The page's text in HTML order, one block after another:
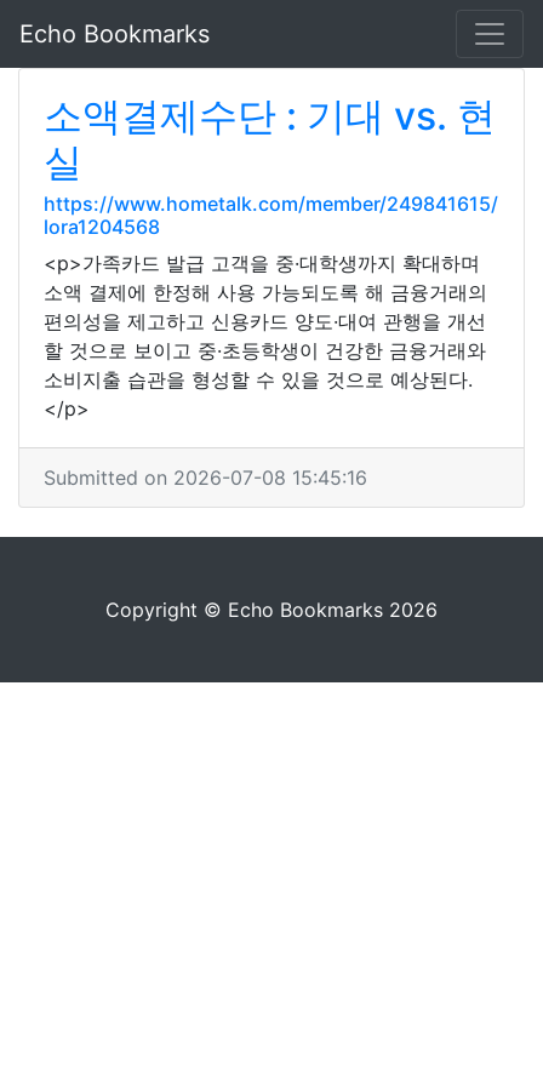
Echo Bookmarks
소액결제수단 : 기대 vs. 현
실
https://www.hometalk.com/member/249841615/
lora1204568
<p>가족카드 발급 고객을 중·대학생까지 확대하며
소액 결제에 한정해 사용 가능되도록 해 금융거래의
편의성을 제고하고 신용카드 양도·대여 관행을 개선
할 것으로 보이고 중·초등학생이 건강한 금융거래와
소비지출 습관을 형성할 수 있을 것으로 예상된다.
</p>
Submitted on 2026-07-08 15:45:16
Copyright © Echo Bookmarks 2026